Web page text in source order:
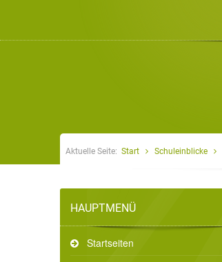
Aktuelle Seite: Start Schuleinblicke
HAUPTMENÜ
Startseiten